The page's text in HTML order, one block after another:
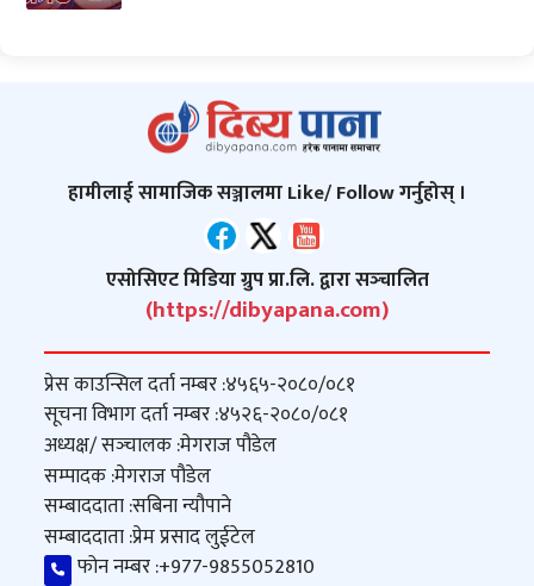
हामीलाई सामाजिक सञ्जालमा Like/ Follow गर्नुहोस् ।
एसोसिएट मिडिया ग्रुप प्रा.लि. द्वारा सञ्‍चालित
(https://dibyapana.com)
प्रेस काउन्सिल दर्ता नम्बर :४५६५-२०८०/०८१
सूचना विभाग दर्ता नम्बर :४५२६-२०८०/०८१
अध्यक्ष/ सञ्‍चालक :मेगराज पौडेल
सम्पादक :मेगराज पौडेल
सम्बाददाता :सबिना न्यौपाने
सम्बाददाता :प्रेम प्रसाद लुईटेल
फोन नम्बर :+977-9855052810